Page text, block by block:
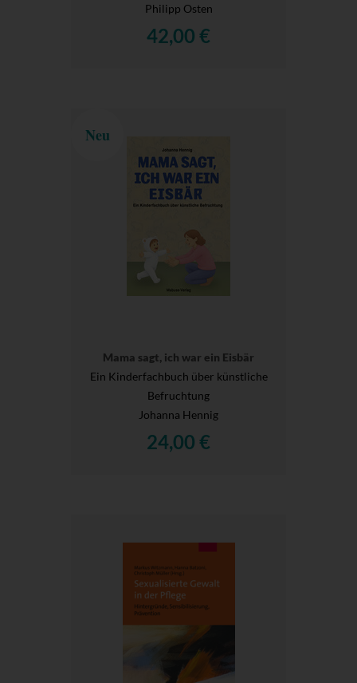
Philipp Osten
42,00 €
Neu
Mama sagt, ich war ein Eisbär
Ein Kinderfachbuch über künstliche
Befruchtung
Johanna Hennig
24,00 €